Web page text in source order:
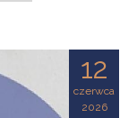
12
czerwca
2026